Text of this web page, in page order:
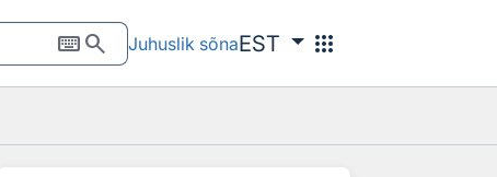
keyboardsearch Juhuslik sõnaEST apps